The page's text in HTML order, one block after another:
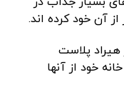
آن خود کرده اند.
هیراد پلاست
خود از آنها